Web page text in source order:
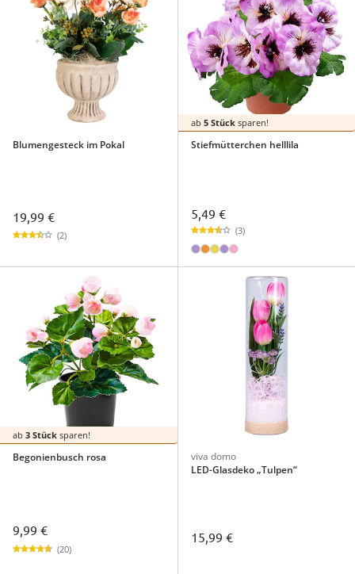
Blumengesteck im Pokal
19,99 €
(2)
ab 5 Stücksparen!
Stiefmütterchen helllila
5,49 €
(3)
ab 3 Stück sparen!
Begonienbusch rosa
9,99 €
(20)
viva domo
LED-Glasdeko „Tulpen“
15,99 €